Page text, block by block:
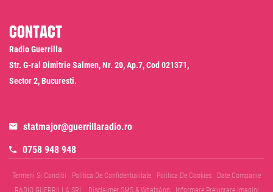
Contact
Radio Guerrilla
Str. G-ral Dimitrie Salmen, Nr. 20, Ap.7, Cod 021371,
Sector 2, Bucuresti.
statmajor@guerrillaradio.ro
0758 948 948
Termeni Si Conditii Politica De Confidentialitate Politica De Cookies
Date Companie
RADIO GUERRILLA SRL
Disclaimer SMS & WhatsApp Informare Prelucrare Imagini